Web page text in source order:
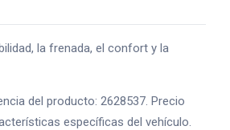
la frenada, el confort y la
del producto: 2628537. Precio
específicas del vehículo.